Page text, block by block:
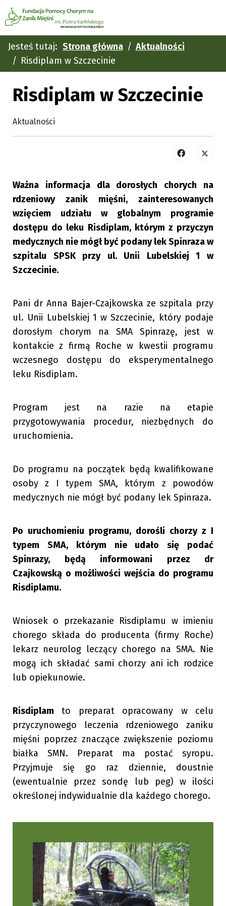
Jesteś tutaj: Strona główna
Aktualności
Risdiplam w Szczecinie
Risdiplam w Szczecinie
Aktualności
Ważna informacja dla dorosłych chorych na
rdzeniowy zanik mięśni, zainteresowanych
wzięciem udziału w globalnym programie
dostępu do leku Risdiplam, którym z przyczyn
medycznych nie mógł być podany lek Spinraza w
szpitalu SPSK przy ul. Unii Lubelskiej 1 w
Szczecinie.
Pani dr Anna Bajer-Czajkowska ze szpitala przy
ul. Unii Lubelskiej 1 w Szczecinie, który podaje
dorosłym chorym na SMA Spinrazę, jest w
kontakcie z firmą Roche w kwestii programu
wczesnego dostępu do eksperymentalnego
leku Risdiplam.
Program jest na razie na etapie
przygotowywania procedur, niezbędnych do
uruchomienia.
Do programu na początek będą kwalifikowane
osoby z I typem SMA, którym z powodów
medycznych nie mógł być podany lek Spinraza.
Po uruchomieniu programu, dorośli chorzy z I
typem SMA, którym nie udało się podać
Spinrazy, będą informowani przez dr
Czajkowską o możliwości wejścia do programu
Risdiplamu.
Wniosek o przekazanie Risdiplamu w imieniu
chorego składa do producenta (firmy Roche)
lekarz neurolog leczący chorego na SMA. Nie
mogą ich składać sami chorzy ani ich rodzice
lub opiekunowie.
Risdiplam to preparat opracowany w celu
przyczynowego leczenia rdzeniowego zaniku
mięśni poprzez znaczące zwiększenie poziomu
białka SMN. Preparat ma postać syropu.
Przyjmuje się go raz dziennie, doustnie
(ewentualnie przez sondę lub peg) w ilości
określonej indywidualnie dla każdego chorego.